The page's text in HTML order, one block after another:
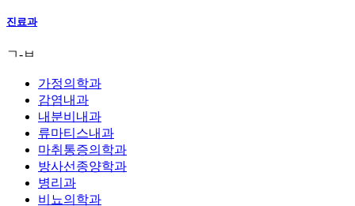
진료과
ㄱ-ㅂ
가정의학과
감염내과
내분비내과
류마티스내과
마취통증의학과
방사선종양학과
병리과
비뇨의학과